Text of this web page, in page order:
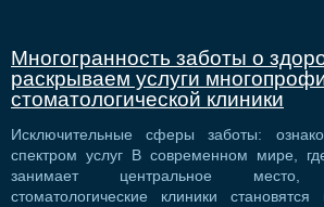
Многогранность заботы о
раскрываем услуги
стоматологической клиники
Исключительные сферы заботы:
спектром услуг В современном мире,
занимает центральное место,
стоматологические клиники